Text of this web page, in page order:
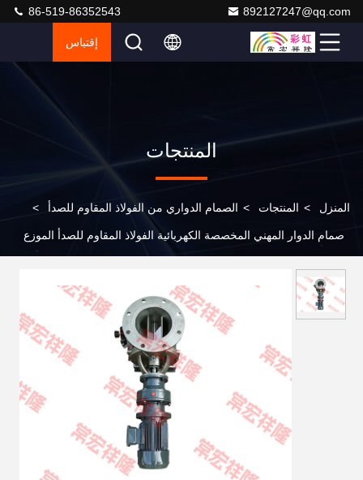
892127247@qq.com
86-519-86352543
إقتباس
المنتجات
المنزل > المنتجات > الصمام الدواري من الفولاذ المقاوم للصدأ >
صمام الدوار المهني المخصصة الكهربائية الفولاذ المقاوم للصدأ الموزع